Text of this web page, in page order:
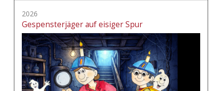
2026
Gespensterjäger auf eisiger Spur